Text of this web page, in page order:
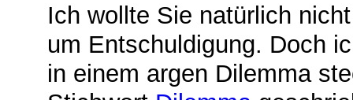
Ich wollte Sie natürlich
um Entschuldigung. Doch
in einem argen Dilemma